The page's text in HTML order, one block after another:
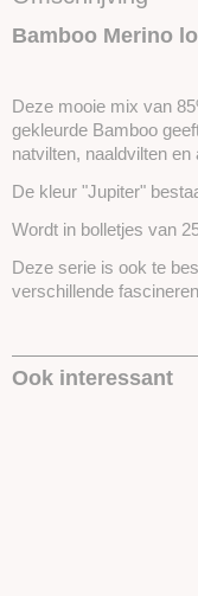
Bamboo Merino
Deze mooie mix van
gekleurde Bamboo
natvilten, naaldvilten
De kleur "Jupiter"
Wordt in bolletjes van
Deze serie is ook te
verschillende
Ook interessant